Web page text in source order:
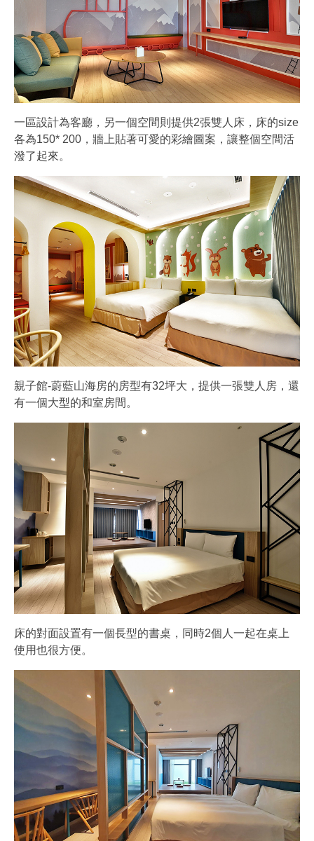
一區設計為客廳，另一個空間則提供2張雙人床，床的size
各為150* 200，牆上貼著可愛的彩繪圖案，讓整個空間活
潑了起來。
親子館-蔚藍山海房的房型有32坪大，提供一張雙人房，還
有一個大型的和室房間。
床的對面設置有一個長型的書桌，同時2個人一起在桌上
使用也很方便。